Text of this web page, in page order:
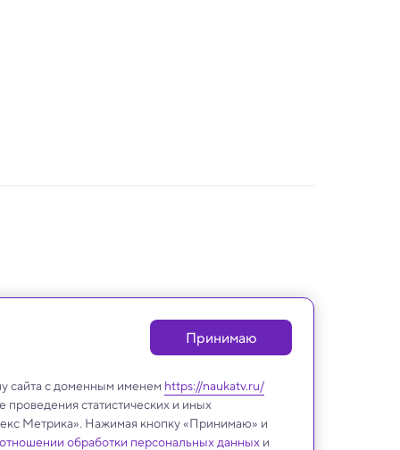
Принимаю
сайта с доменным именем https://naukatv.ru/
статистических и иных
Метрика». Нажимая кнопку «Принимаю» и
обработки персональных данныхи